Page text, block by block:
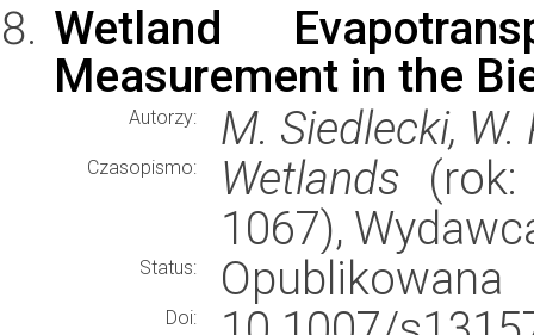
Wetland
Measurement in the
Autorzy: M. Siedlecki,
Czasopismo: Wetlands
1067),
Status: Opublikowana
Doi: